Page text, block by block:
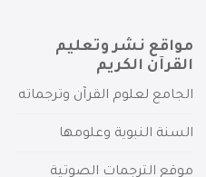
مواقع نشر وتعليم
القرآن الكريم
الجامع لعلوم القرآن وترجماته
السنة النبوية وعلومها
موقع الترجمات الصوتية